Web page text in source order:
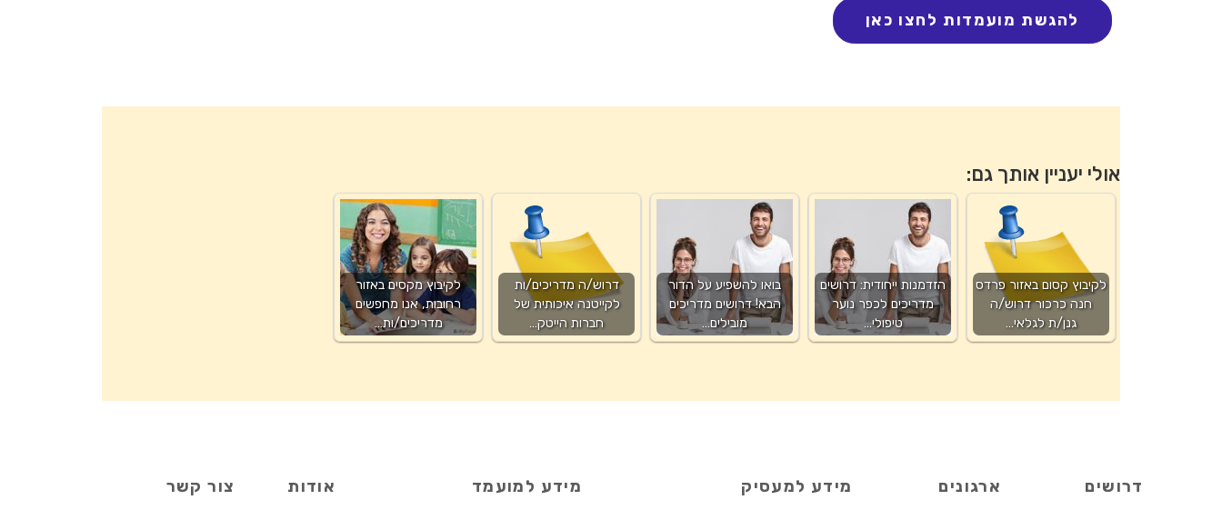
אולי יעניין אותך גם:
לקיבוץ מקסים באזור
רחובות, אנו מחפשים
מדריכים/ות…
דרוש/ה מדריכים/ות
לקייטנה איכותית של
חברות הייטק…
בואו להשפיע על הדור
הבא! דרושים מדריכים
מובילים…
הזדמנות ייחודית: דרושים
מדריכים לכפר נוער
טיפולי…
לקיבוץ קסום באזור פרדס
חנה כרכור דרוש/ה
גנן/ת לגלאי…
דרושים ארגונים מידע למעסיק מידע למועמד אודות צור קשר